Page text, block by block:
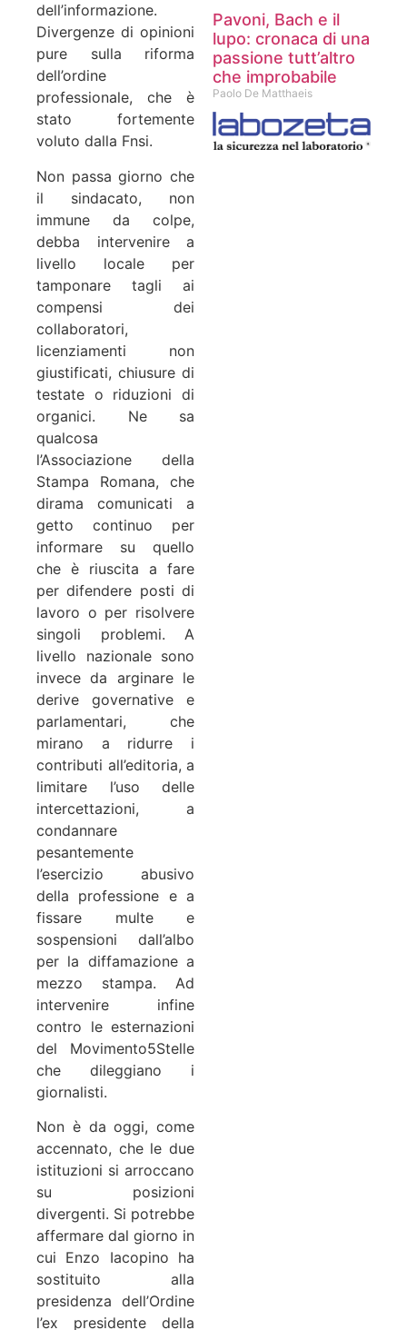
dell’informazione.
Divergenze di opinioni
pure sulla riforma
dell’ordine
professionale, che è
stato fortemente
voluto dalla Fnsi.
Non passa giorno che
il sindacato, non
immune da colpe,
debba intervenire a
livello locale per
tamponare tagli ai
compensi dei
collaboratori,
licenziamenti non
giustificati, chiusure di
testate o riduzioni di
organici. Ne sa
qualcosa
l’Associazione della
Stampa Romana, che
dirama comunicati a
getto continuo per
informare su quello
che è riuscita a fare
per difendere posti di
lavoro o per risolvere
singoli problemi. A
livello nazionale sono
invece da arginare le
derive governative e
parlamentari, che
mirano a ridurre i
contributi all’editoria, a
limitare l’uso delle
intercettazioni, a
condannare
pesantemente
l’esercizio abusivo
della professione e a
fissare multe e
sospensioni dall’albo
per la diffamazione a
mezzo stampa. Ad
intervenire infine
contro le esternazioni
del Movimento5Stelle
che dileggiano i
giornalisti.
Non è da oggi, come
accennato, che le due
istituzioni si arroccano
su posizioni
divergenti. Si potrebbe
affermare dal giorno in
cui Enzo Iacopino ha
sostituito alla
presidenza dell’Ordine
l’ex presidente della
Pavoni, Bach e il
lupo: cronaca di una
passione tutt’altro
che improbabile
Paolo De Matthaeis